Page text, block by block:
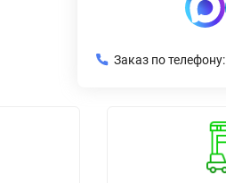
Заказ по телефону: